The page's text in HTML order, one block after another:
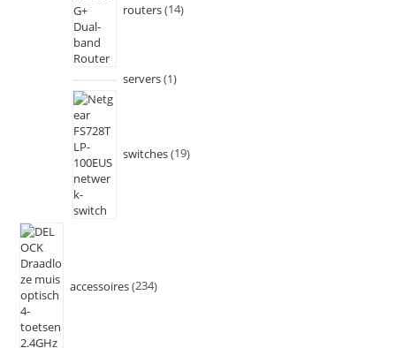
routers 14
servers 1
switches 19
accessoires 234